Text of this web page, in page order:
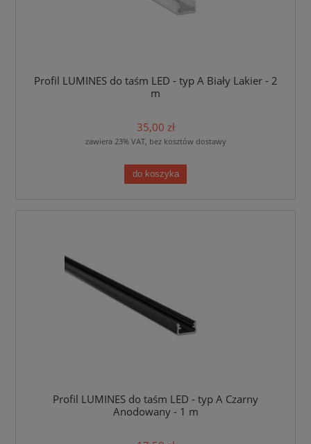
Profil LUMINES do taśm LED - typ A Biały Lakier - 2
m
35,00 zł
zawiera 23% VAT, bez kosztów dostawy
do koszyka
Profil LUMINES do taśm LED - typ A Czarny
Anodowany - 1 m